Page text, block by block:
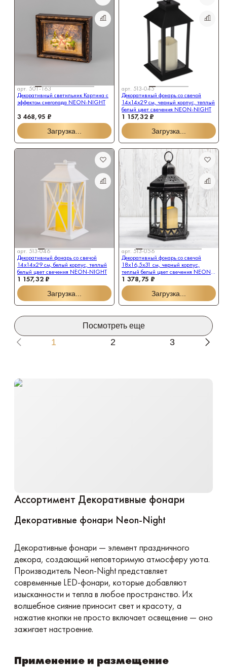
арт. 501-163
Декоративный светильник Картина с
эффектом снегопада NEON-NIGHT
3 468,95 ₽
Загрузка...
арт. 513-045
Декоративный фонарь со свечой
14x14x29 см, черный корпус, теплый
белый цвет свечения NEON-NIGHT
1 157,32 ₽
Загрузка...
арт. 513-046
Декоративный фонарь со свечой
14x14x29 см, белый корпус, теплый
белый цвет свечения NEON-NIGHT
1 157,32 ₽
Загрузка...
арт. 513-056
Декоративный фонарь со свечой
18x16,5x31 см, черный корпус,
теплый белый цвет свечения NEON-
NIGHT
1 378,75 ₽
Загрузка...
Посмотреть еще
1 2 3
Ассортимент Декоративные фонари
Декоративные фонари Neon-Night
Декоративные фонари — элемент праздничного
декора, создающий неповторимую атмосферу уюта.
Производитель Neon-Night представляет
современные LED-фонари, которые добавляют
изысканности и тепла в любое пространство. Их
волшебное сияние приносит свет и красоту, а
нажатие кнопки не просто включает освещение — оно
зажигает настроение.
Применение и размещение